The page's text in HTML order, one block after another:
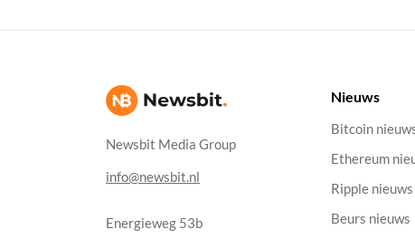
Newsbit Media Group
info@newsbit.nl
Energieweg 53b
Nieuws
Bitcoin
Ethereum
Ripple nieuws
Beurs nieuws